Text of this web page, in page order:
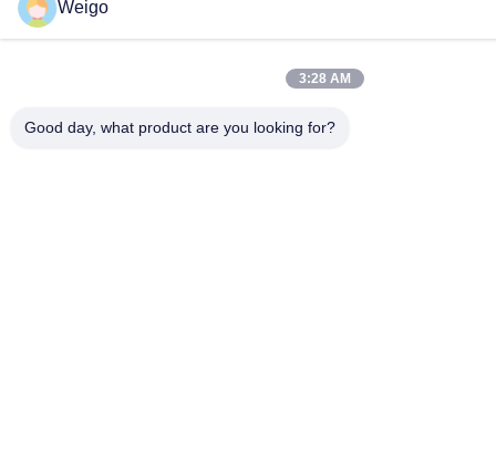
Weigo
3:28 AM
Good day, what product are you looking for?